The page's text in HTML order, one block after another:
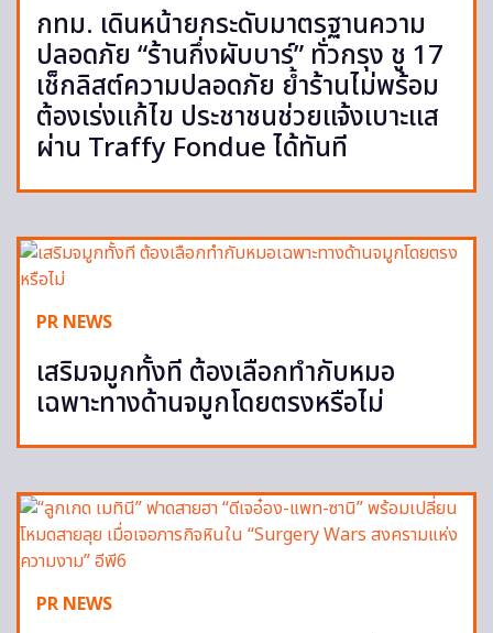
กทม. เดินหน้ายกระดับมาตรฐานความ
ปลอดภัย “ร้านกึ่งผับบาร์” ทั่วกรุง ชู 17
เช็กลิสต์ความปลอดภัย ย้ำร้านไม่พร้อม
ต้องเร่งแก้ไข ประชาชนช่วยแจ้งเบาะแส
ผ่าน Traffy Fondue ได้ทันที
PR NEWS
เสริมจมูกทั้งที ต้องเลือกทำกับหมอ
เฉพาะทางด้านจมูกโดยตรงหรือไม่
PR NEWS